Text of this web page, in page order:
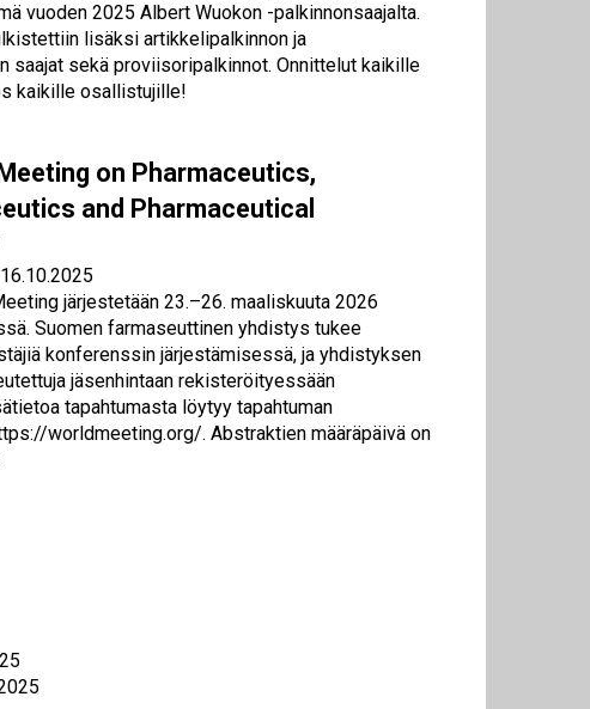
vuoden 2025 Albert Wuokon -palkinnonsaajalta.
lisäksi artikkelipalkinnon ja
saajat sekä proviisoripalkinnot. Onnittelut kaikille
kaikille osallistujille!
on Pharmaceutics,
and Pharmaceutical
16.10.2025
järjestetään 23.–26. maaliskuuta 2026
Suomen farmaseuttinen yhdistys tukee
konferenssin järjestämisessä, ja yhdistyksen
jäsenhintaan rekisteröityessään
tapahtumasta löytyy tapahtuman
worldmeeting.org/. Abstraktien määräpäivä on